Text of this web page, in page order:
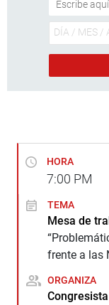
HORA
7:00 PM
TEMA
Mesa de
frente a las
ORGANIZA